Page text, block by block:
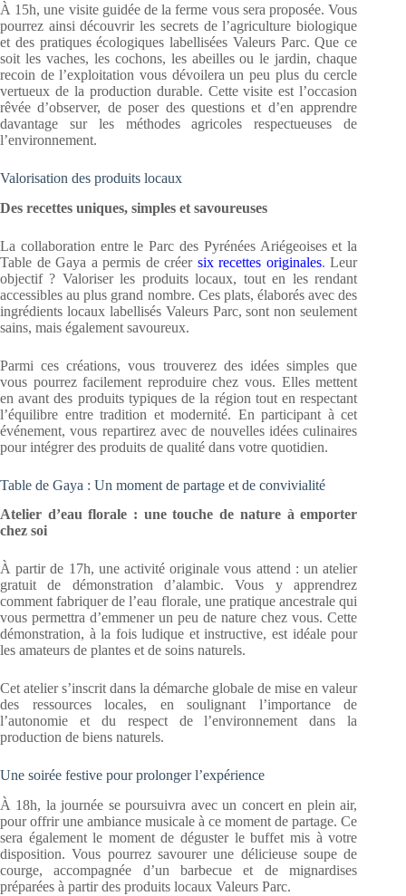
À 15h, une visite guidée de la ferme vous sera proposée. Vous
pourrez ainsi découvrir les secrets de l’agriculture biologique
et des pratiques écologiques labellisées Valeurs Parc. Que ce
soit les vaches, les cochons, les abeilles ou le jardin, chaque
recoin de l’exploitation vous dévoilera un peu plus du cercle
vertueux de la production durable. Cette visite est l’occasion
rêvée d’observer, de poser des questions et d’en apprendre
davantage sur les méthodes agricoles respectueuses de
l’environnement.
Valorisation des produits locaux
Des recettes uniques, simples et savoureuses
La collaboration entre le Parc des Pyrénées Ariégeoises et la
Table de Gaya a permis de créer six recettes originales. Leur
objectif ? Valoriser les produits locaux, tout en les rendant
accessibles au plus grand nombre. Ces plats, élaborés avec des
ingrédients locaux labellisés Valeurs Parc, sont non seulement
sains, mais également savoureux.
Parmi ces créations, vous trouverez des idées simples que
vous pourrez facilement reproduire chez vous. Elles mettent
en avant des produits typiques de la région tout en respectant
l’équilibre entre tradition et modernité. En participant à cet
événement, vous repartirez avec de nouvelles idées culinaires
pour intégrer des produits de qualité dans votre quotidien.
Table de Gaya : Un moment de partage et de convivialité
Atelier d’eau florale : une touche de nature à emporter
chez soi
À partir de 17h, une activité originale vous attend : un atelier
gratuit de démonstration d’alambic. Vous y apprendrez
comment fabriquer de l’eau florale, une pratique ancestrale qui
vous permettra d’emmener un peu de nature chez vous. Cette
démonstration, à la fois ludique et instructive, est idéale pour
les amateurs de plantes et de soins naturels.
Cet atelier s’inscrit dans la démarche globale de mise en valeur
des ressources locales, en soulignant l’importance de
l’autonomie et du respect de l’environnement dans la
production de biens naturels.
Une soirée festive pour prolonger l’expérience
À 18h, la journée se poursuivra avec un concert en plein air,
pour offrir une ambiance musicale à ce moment de partage. Ce
sera également le moment de déguster le buffet mis à votre
disposition. Vous pourrez savourer une délicieuse soupe de
courge, accompagnée d’un barbecue et de mignardises
préparées à partir des produits locaux Valeurs Parc.